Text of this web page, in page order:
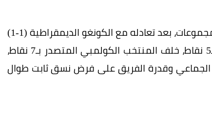
وسجل المنتخب البرتغالي نتائج متفاوتة في دور المجموعات، بعد تعادله مع الكونغو الديمقراطية (1-1)
ومع كولومبيا (0-0)، وتأهله ثانياً في المجموعة بـ5 نقاط، خلف المنتخب الكولمبي المتصدر بـ7 نقاط،
وقدرة الفريق على فرض نسق ثابت طوال